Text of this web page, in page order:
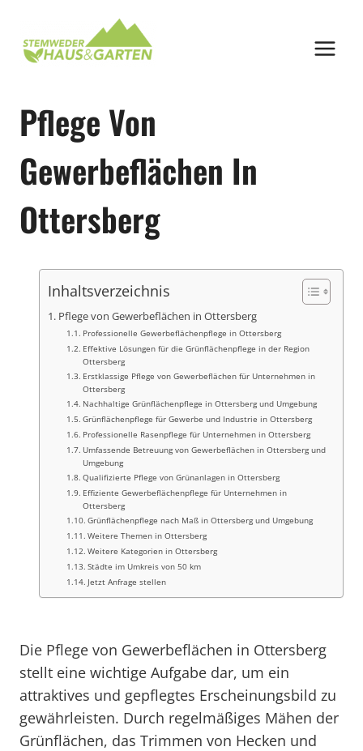
springen
Pflege Von
Gewerbeflächen In
Ottersberg
Inhaltsverzeichnis
Pflege von Gewerbeflächen in Ottersberg
Professionelle Gewerbeflächenpflege in Ottersberg
Effektive Lösungen für die Grünflächenpflege in der Region
Ottersberg
Erstklassige Pflege von Gewerbeflächen für Unternehmen in
Ottersberg
Nachhaltige Grünflächenpflege in Ottersberg und Umgebung
Grünflächenpflege für Gewerbe und Industrie in Ottersberg
Professionelle Rasenpflege für Unternehmen in Ottersberg
Umfassende Betreuung von Gewerbeflächen in Ottersberg und
Umgebung
Qualifizierte Pflege von Grünanlagen in Ottersberg
Effiziente Gewerbeflächenpflege für Unternehmen in
Ottersberg
Grünflächenpflege nach Maß in Ottersberg und Umgebung
Weitere Themen in Ottersberg
Weitere Kategorien in Ottersberg
Städte im Umkreis von 50 km
Jetzt Anfrage stellen
Die Pflege von Gewerbeflächen in Ottersberg
stellt eine wichtige Aufgabe dar, um ein
attraktives und gepflegtes Erscheinungsbild zu
gewährleisten. Durch regelmäßiges Mähen der
Grünflächen, das Trimmen von Hecken und